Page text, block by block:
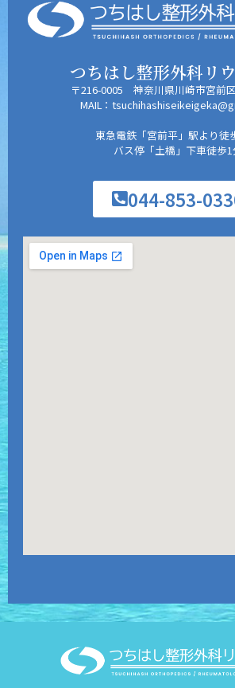
つちはし整形外科リ
〒216-0005 神奈川県川崎市宮前
MAIL：
東急電鉄「宮前平」駅より徒
バス停「土橋」下車徒歩1
044-853-